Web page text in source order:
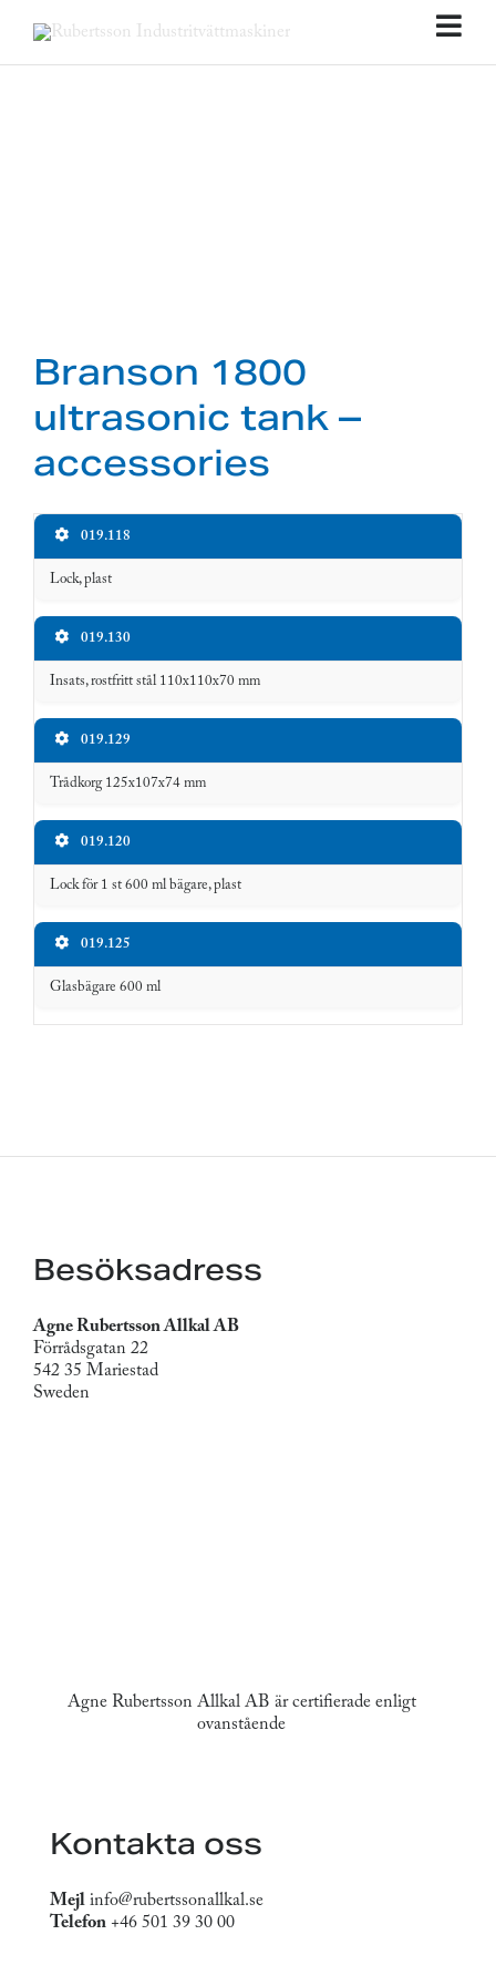
Branson 1800
ultrasonic tank –
accessories
Produktkod
019.118
Lock, plast
019.130
Insats, rostfritt stål 110x110x70 mm
019.129
Trådkorg 125x107x74 mm
019.120
Lock för 1 st 600 ml bägare, plast
019.125
Glasbägare 600 ml
Besöksadress
Agne Rubertsson Allkal AB
Förrådsgatan 22
542 35 Mariestad
Sweden
Agne Rubertsson Allkal AB är certifierade enligt
ovanstående
Kontakta oss
Mejlinfo@rubertssonallkal.se
Telefon+46 501 39 30 00